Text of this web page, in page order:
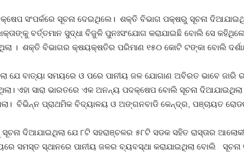
ସଂପର୍କରେ ସୂଚନା ଦେଇଥିଲେ। ଶକ୍ତି ବିଭାଗ ପକ୍ଷରୁ ସୂଚନା
ବର୍ତ୍ତମାନ ସୁଦ୍ଧା ବିଜୁଳି ପୁନଃସଂଯୋଗ କରାଯାଇଛି ବୋଲି ସେ
। ଶକ୍ତି ବିଭାଗର କ୍ଷୟକ୍ଷତିର ପରିମାଣ ୧୫୦ କୋଟି ଟଙ୍କା ବୋଲି
ଯେ ବାତ୍ୟା ସମୟରେ ଓ ପରେ ପାନୀୟ ଜଳ ଯୋଗାଣ ଅବିରତ ଭାବେ
ଏହା ସାରା ଭାରତରେ ଏକ ଅନନ୍ୟ ପଦକ୍ଷେପ ବୋଲି ସୂଚନା
ବିଭିନ୍ନ ପ୍ରାଥମିକ ବିଦ୍ୟାଳୟ ଓ ଅଙ୍ଗନବାଡି କେନ୍ଦ୍ର, ପଞ୍ଚାୟତ
ଦିଆଯାଇଥିଲା ଯେ ୮ଟି ସହରାଞ୍ଚଳର ୫୮ଟି ସଡକ ସହିତ ରାସ୍ତାର
ସମସ୍ତ ସ୍ଥାନରେ ପାନୀୟ ଜଳର ବ୍ୟବସ୍ଥା କରାଯାଇଥିଲା ବୋଲି ସୂଚନା